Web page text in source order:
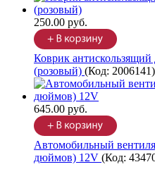
250.00 руб.
Коврик
(розовый) (Код: 2006141)
645.00 руб.
Автомобильный
дюймов) 12V (Код: